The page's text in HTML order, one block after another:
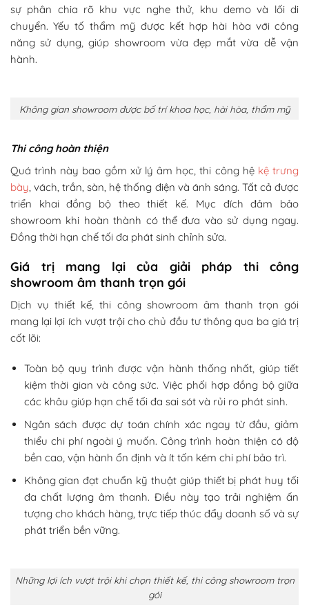
sự phân chia rõ khu vực nghe thử, khu demo và lối di
chuyển. Yếu tố thẩm mỹ được kết hợp hài hòa với công
năng sử dụng, giúp showroom vừa đẹp mắt vừa dễ vận
hành.
Không gian showroom được bố trí khoa học, hài hòa, thẩm mỹ
Thi công hoàn thiện
Quá trình này bao gồm xử lý âm học, thi công hệ kệ trưng
bày , vách, trần, sàn, hệ thống điện và ánh sáng. Tất cả được
triển khai đồng bộ theo thiết kế. Mục đích đảm bảo
showroom khi hoàn thành có thể đưa vào sử dụng ngay.
Đồng thời hạn chế tối đa phát sinh chỉnh sửa.
Giá trị mang lại của giải pháp thi công
showroom âm thanh trọn gói
Dịch vụ thiết kế, thi công showroom âm thanh trọn gói
mang lại lợi ích vượt trội cho chủ đầu tư thông qua ba giá trị
cốt lõi:
Toàn bộ quy trình được vận hành thống nhất, giúp tiết
kiệm thời gian và công sức. Việc phối hợp đồng bộ giữa
các khâu giúp hạn chế tối đa sai sót và rủi ro phát sinh.
Ngân sách được dự toán chính xác ngay từ đầu, giảm
thiểu chi phí ngoài ý muốn. Công trình hoàn thiện có độ
bền cao, vận hành ổn định và ít tốn kém chi phí bảo trì.
Không gian đạt chuẩn kỹ thuật giúp thiết bị phát huy tối
đa chất lượng âm thanh. Điều này tạo trải nghiệm ấn
tượng cho khách hàng, trực tiếp thúc đẩy doanh số và sự
phát triển bền vững.
Những lợi ích vượt trội khi chọn thiết kế, thi công showroom trọn
gói